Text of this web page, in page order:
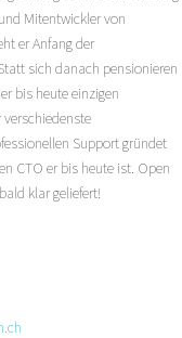
Mitentwickler von
er Anfang der
sich danach pensionieren
bis heute einzigen
Support gründet
CTO er bis heute ist. Open
klar geliefert!